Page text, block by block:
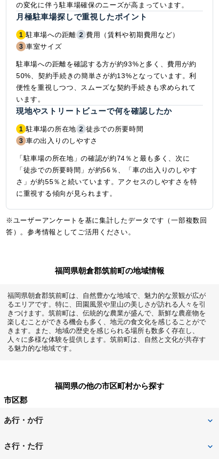
の変化に伴う駐車場確保のニーズが高まっています。
月極駐車場探しで重視したポイント
1 駐車場への距離 2 費用（賃料や初期費用など）
3 車室サイズ
駐車場への距離を確認する方が約93%と多く、費用が約
50%、契約手続きの簡単さが約13%となっています。利
便性を重視しつつ、スムーズな契約手続きも求められて
います。
現地やストリートビューで何を確認したか
1 駐車場の所在地 2 徒歩での所要時間
3 車の出入りのしやすさ
「駐車場の所在地」の確認が約74％と最も多く、次に
「徒歩での所要時間」が約56％、「車の出入りのしやす
さ」が約55％と続いています。アクセスのしやすさを特
に重視する傾向が見られます。
※ユーザーアンケートを基に集計したデータです（一部複数回
答）。参考情報としてご活用ください。
福岡県朝倉郡筑前町の地域情報
福岡県朝倉郡筑前町は、自然豊かな地域で、魅力的な景観が広が
るエリアです。特に、田園風景や里山の美しさが訪れる人々を引
きつけます。筑前町は、伝統的な農業が盛んで、新鮮な農産物を
楽しむことができる機会も多く、地元の食文化を感じることがで
きます。また、地域の歴史を感じられる場所も数多く存在し、
人々に多様な体験を提供します。筑前町は、自然と文化が共存す
る魅力的な地域です。
福岡県の他の市区町村から探す
市区郡
あ行・か行
朝倉郡筑前町
さ行・た行